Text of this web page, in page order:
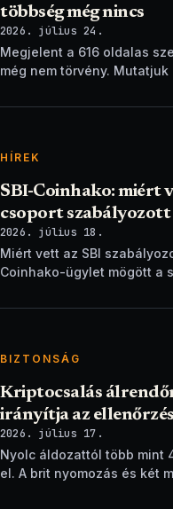
többség még nincs
2026. július 24.
Megjelent a 616 oldalas
még nem törvény. Mutatjuk
HÍREK
SBI-Coinhako: miért
csoport
2026. július 18.
Miért vett az SBI
Coinhako-ügylet mögött a
BIZTONSÁG
Kriptocsalás
irányítja az
2026. július 17.
Nyolc áldozattól több mint
el. A brit nyomozás és két